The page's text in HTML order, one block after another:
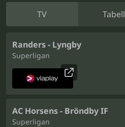
TV Tabell
Randers - Lyngby
Superligan
AC Horsens - Bröndby IF
Superligan